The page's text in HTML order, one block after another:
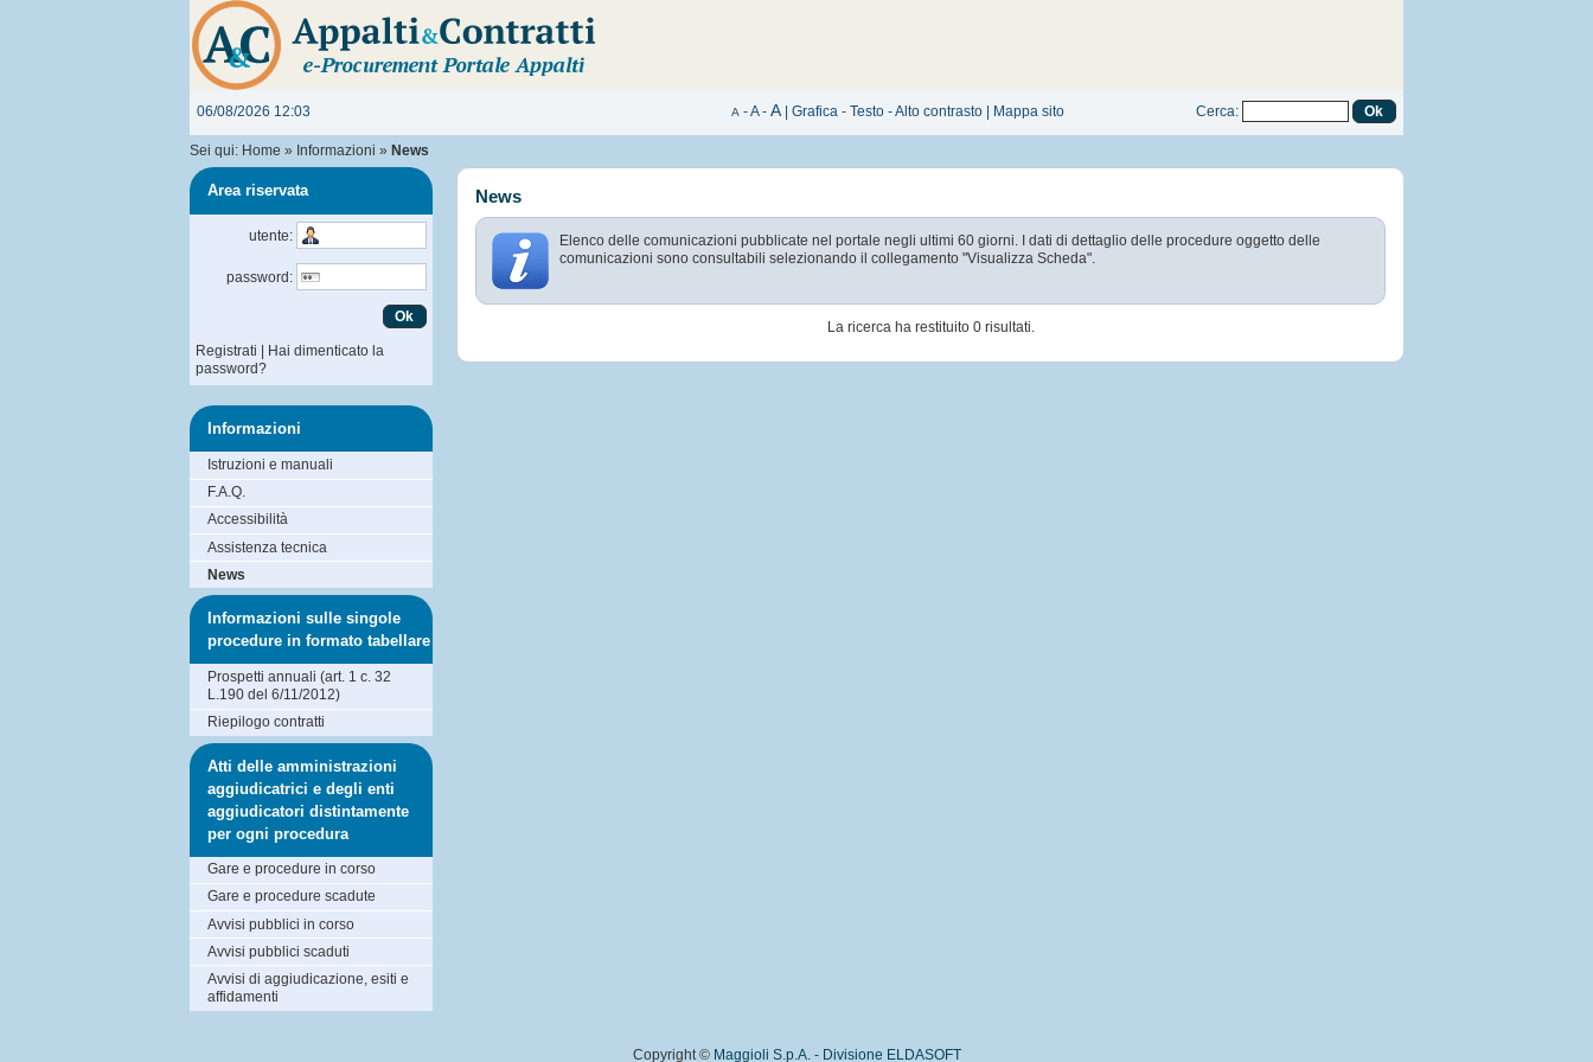
06/08/2026 12:03 Cerca:
A -A - A Grafica - Testo -Alto contrasto Mappa sito
Sei qui: Home » Informazioni » News
News
Elenco delle comunicazioni pubblicate nel portale negli ultimi 60 giorni. I dati di dettaglio delle procedure oggetto delle
comunicazioni sono consultabili selezionando il collegamento "Visualizza Scheda".
La ricerca ha restituito 0 risultati.
Area riservata
utente:
password:
Registrati | Hai dimenticato la
password?
Informazioni
Istruzioni e manuali
F.A.Q.
Accessibilità
Assistenza tecnica
News
Informazioni sulle singole
procedure in formato tabellare
Prospetti annuali (art. 1 c. 32
L.190 del 6/11/2012)
Riepilogo contratti
Atti delle amministrazioni
aggiudicatrici e degli enti
aggiudicatori distintamente
per ogni procedura
Gare e procedure in corso
Gare e procedure scadute
Avvisi pubblici in corso
Avvisi pubblici scaduti
Avvisi di aggiudicazione, esiti e
affidamenti
Copyright © Maggioli S.p.A. - Divisione ELDASOFT